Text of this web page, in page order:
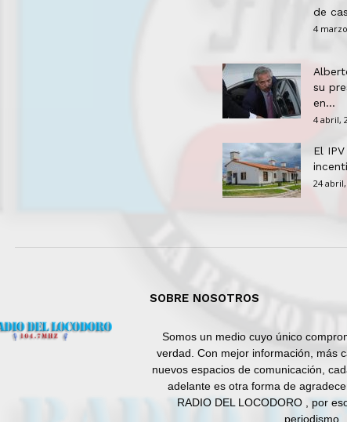
de
4
su
en...
4 abril,
El
24 abril,
SOBRE NOSOTROS
Somos un medio cuyo único
verdad. Con mejor información, más
nuevos espacios de comunicación,
adelante es otra forma de
RADIO DEL LOCODORO , por
periodismo.